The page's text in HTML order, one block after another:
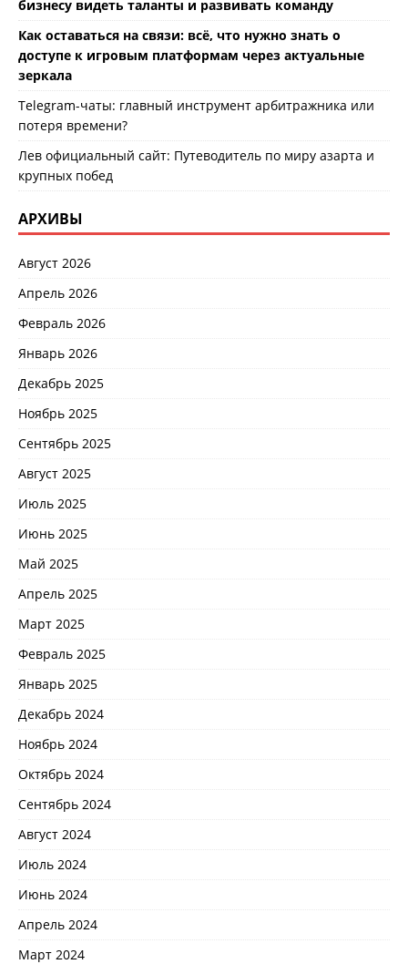
бизнесу видеть таланты и развивать команду
Как оставаться на связи: всё, что нужно знать о
доступе к игровым платформам через актуальные
зеркала
Telegram-чаты: главный инструмент арбитражника или
потеря времени?
Лев официальный сайт: Путеводитель по миру азарта и
крупных побед
АРХИВЫ
Август 2026
Апрель 2026
Февраль 2026
Январь 2026
Декабрь 2025
Ноябрь 2025
Сентябрь 2025
Август 2025
Июль 2025
Июнь 2025
Май 2025
Апрель 2025
Март 2025
Февраль 2025
Январь 2025
Декабрь 2024
Ноябрь 2024
Октябрь 2024
Сентябрь 2024
Август 2024
Июль 2024
Июнь 2024
Апрель 2024
Март 2024